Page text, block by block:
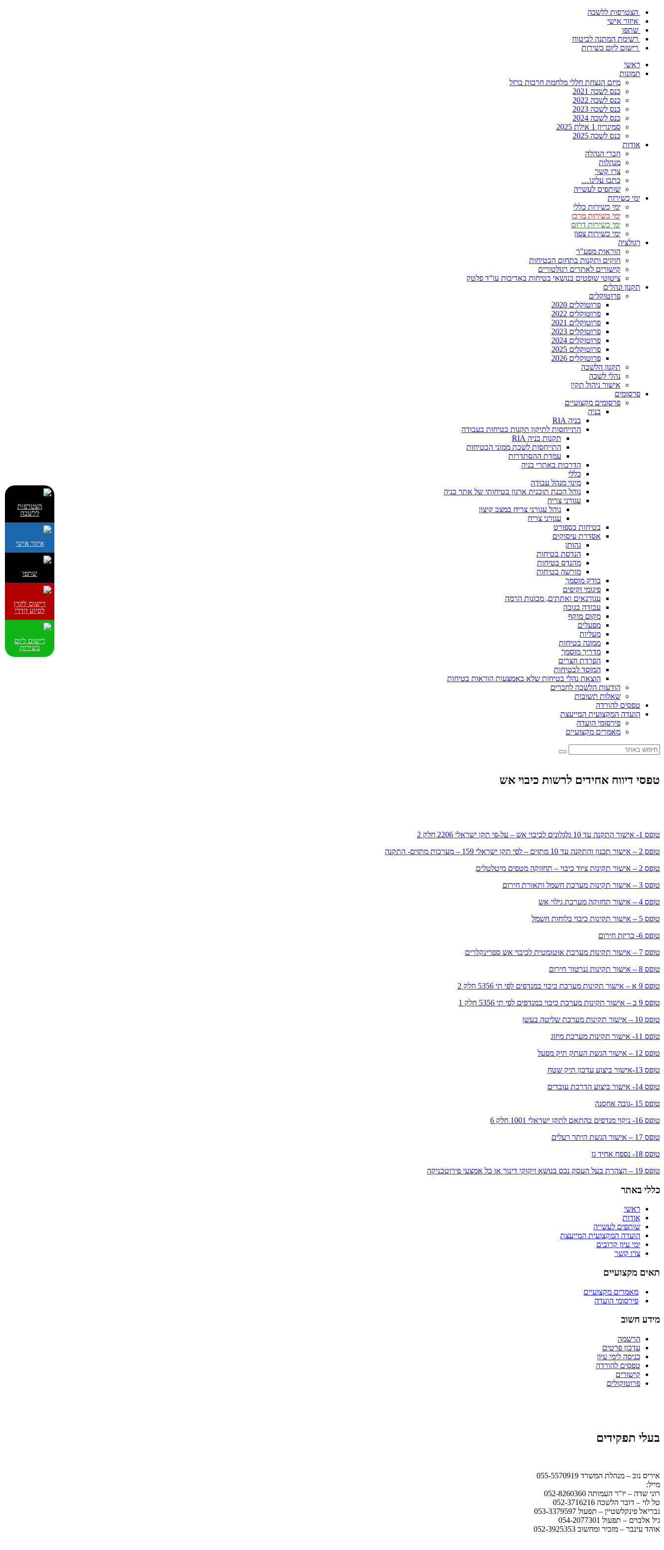
הצטרפות ללשכה
איזור אישי
שתפו
רשימת המתנה לביטוח
רישום ליום כשירות
ראשי
תמונות
מיזם הנצחת חללי מלחמת חרבות ברזל
כנס לשכה 2021
כנס לשכה 2022
כנס לשכה 2023
כנס לשכה 2024
סמינריון 1 אילת 2025
כנס לשכה 2025
אודות
חברי הנהלה
מנהלות
צרו קשר
כתבו עלינו…
שותפים לעשייה
ימי כשירות
ימי כשירות כללי
ימי כשירות מרכז
ימי כשירות דרום
ימי כשירות צפון
רגולציה
הוראות מפע"ר
חוקים ותקנות בתחום הבטיחות
קישורים לאתרים רגולטורים
ציטוטי שופטים בנושאי בטיחות באדיבות עו”ד פלטק
תקנון ונהלים
פרוטוקלים
פרוטוקלים 2020
פרוטוקלים 2022
פרוטוקלים 2021
פרוטוקלים 2023
פרוטוקלים 2024
פרוטוקלים 2025
פרוטוקלים 2026
תקנון הלשכה
נהלי לשכה
אישור ניהול תקין
פרסומים
פרסומים מקצועיים
בניה
בניה RIA
התייחסות לתיקון תקנות בטיחות בעבודה
תקנות בניה RIA
התייחסות לשכת ממוני הבטיחות
עמדת ההסתדרות
הדרכות באתרי בניה
כללי
מינוי מנהל עבודה
נוהל הכנת תוכנית ארגון בטיחותי של אתר בניה
עגורני צריח
נוהל עגורני צריח במצב קיצון
עגורני צריח
בטיחות בספורט
אסדרת עיסוקים
גהותן
הנדסת בטיחות
מהנדס בטיחות
מורשה בטיחות
בודק מוסמך
פיגומי זקיפים
עגורנאים ואתתים, מכונות הרמה
עבודה בגובה
מקום מוקף
מפעלים
מעליות
ממונה בטיחות
מדריך מוסמך
הפרדת חצרים
המוסד לבטיחות
הוצאת נהלי בטיחות שלא באמצעות הוראות בטיחות
הודעות הלשכה לחברים
שאלות תשובות
טפסים להורדה
הועדה המקצועית המייעצת
פירסומי הועדה
מאמרים מקצועיים
טפסי דיווח אחידים לרשות כיבוי אש
טופס 1- אישור התקנה עד 10 גלגלונים לכיבוי אש – על-פי תקן ישראלי 2206 חלק 2
טופס 2 – אישור תכנון והתקנה עד 10 מתזים – לפי תקן ישראלי 159 – מערכות מתזים- התקנה
טופס 2 – אישור תקינות ציוד כיבוי – תחזוקה מטפים מיטלטלים
טופס 3 – אישור תקינות מערכת חשמל ותאורת חירום
טופס 4 – אישור תחזוקה מערכת גילוי אש
טופס 5 – אישור תקינות כיבוי בלוחות חשמל
טופס 6- כריזת חירום
טופס 7 – אישור תקינות מערכת אוטומטית לכיבוי אש ספרינקלרים
טופס 8 – אישור תקינות גנרטור חירום
טופס 9 א – אישור תקינות מערכת כיבוי במנדפים לפי תי 5356 חלק 2
טופס 9 ב – אישור תקינות מערכת כיבוי במנדפים לפי תי 5356 חלק 1
טופס 10 – אישור תקינות מערכת שליטה בעשן
טופס 11- אישור תקינות מערכת מיזוג
טופס 12 – אישור הגשת העתק תיק מפעל
טופס 13-אישור ביצוע עדכון תיק שטח
טופס 14- אישור ביצוע הדרכת עובדים
טופס 15 -גובה אחסנה
טופס 16- ניקוי מנדפים בהתאם לתקן ישראלי 1001 חלק 6
טופס 17 – אישור הגשת היתר רעלים
טופס 18- נספח אחיד גז
טופס 19 – הצהרת בעל העסק נכס בנושא זיקוקי דינור או כל אמצעי פירוטכניקה
כללי באתר
ראשי
אודות
שותפים לעשייה
הועדה המקצועית המייעצת
ימי עיון קרובים
צרו קשר
תאים מקצועיים
מאמרים מקצועיים
פירסומי הועדה
מידע חשוב
הרשמה
עדכון פרטים
כניסה לימי עיון
טפסים להורדה
קישורים
פרוטוקולים
בעלי תפקידים
איריס נוב – מנהלת המשרד 055-5570919
מייל:
רוני שדה – יו"ר העמותה 052-8260360
טל לוי – דובר הלשכה 052-3716216
גבריאל פינקלשטיין – תפעול 053-3379597
גיל אלבוים – תפעול 054-2077301
אוהד עינבר – מזכיר ומחשוב 052-3925353
הצטרפות
ללשכה
איזור אישי
שתפו
רישום לקרן
לסיוע הדדי
רישום ליום
כשירות